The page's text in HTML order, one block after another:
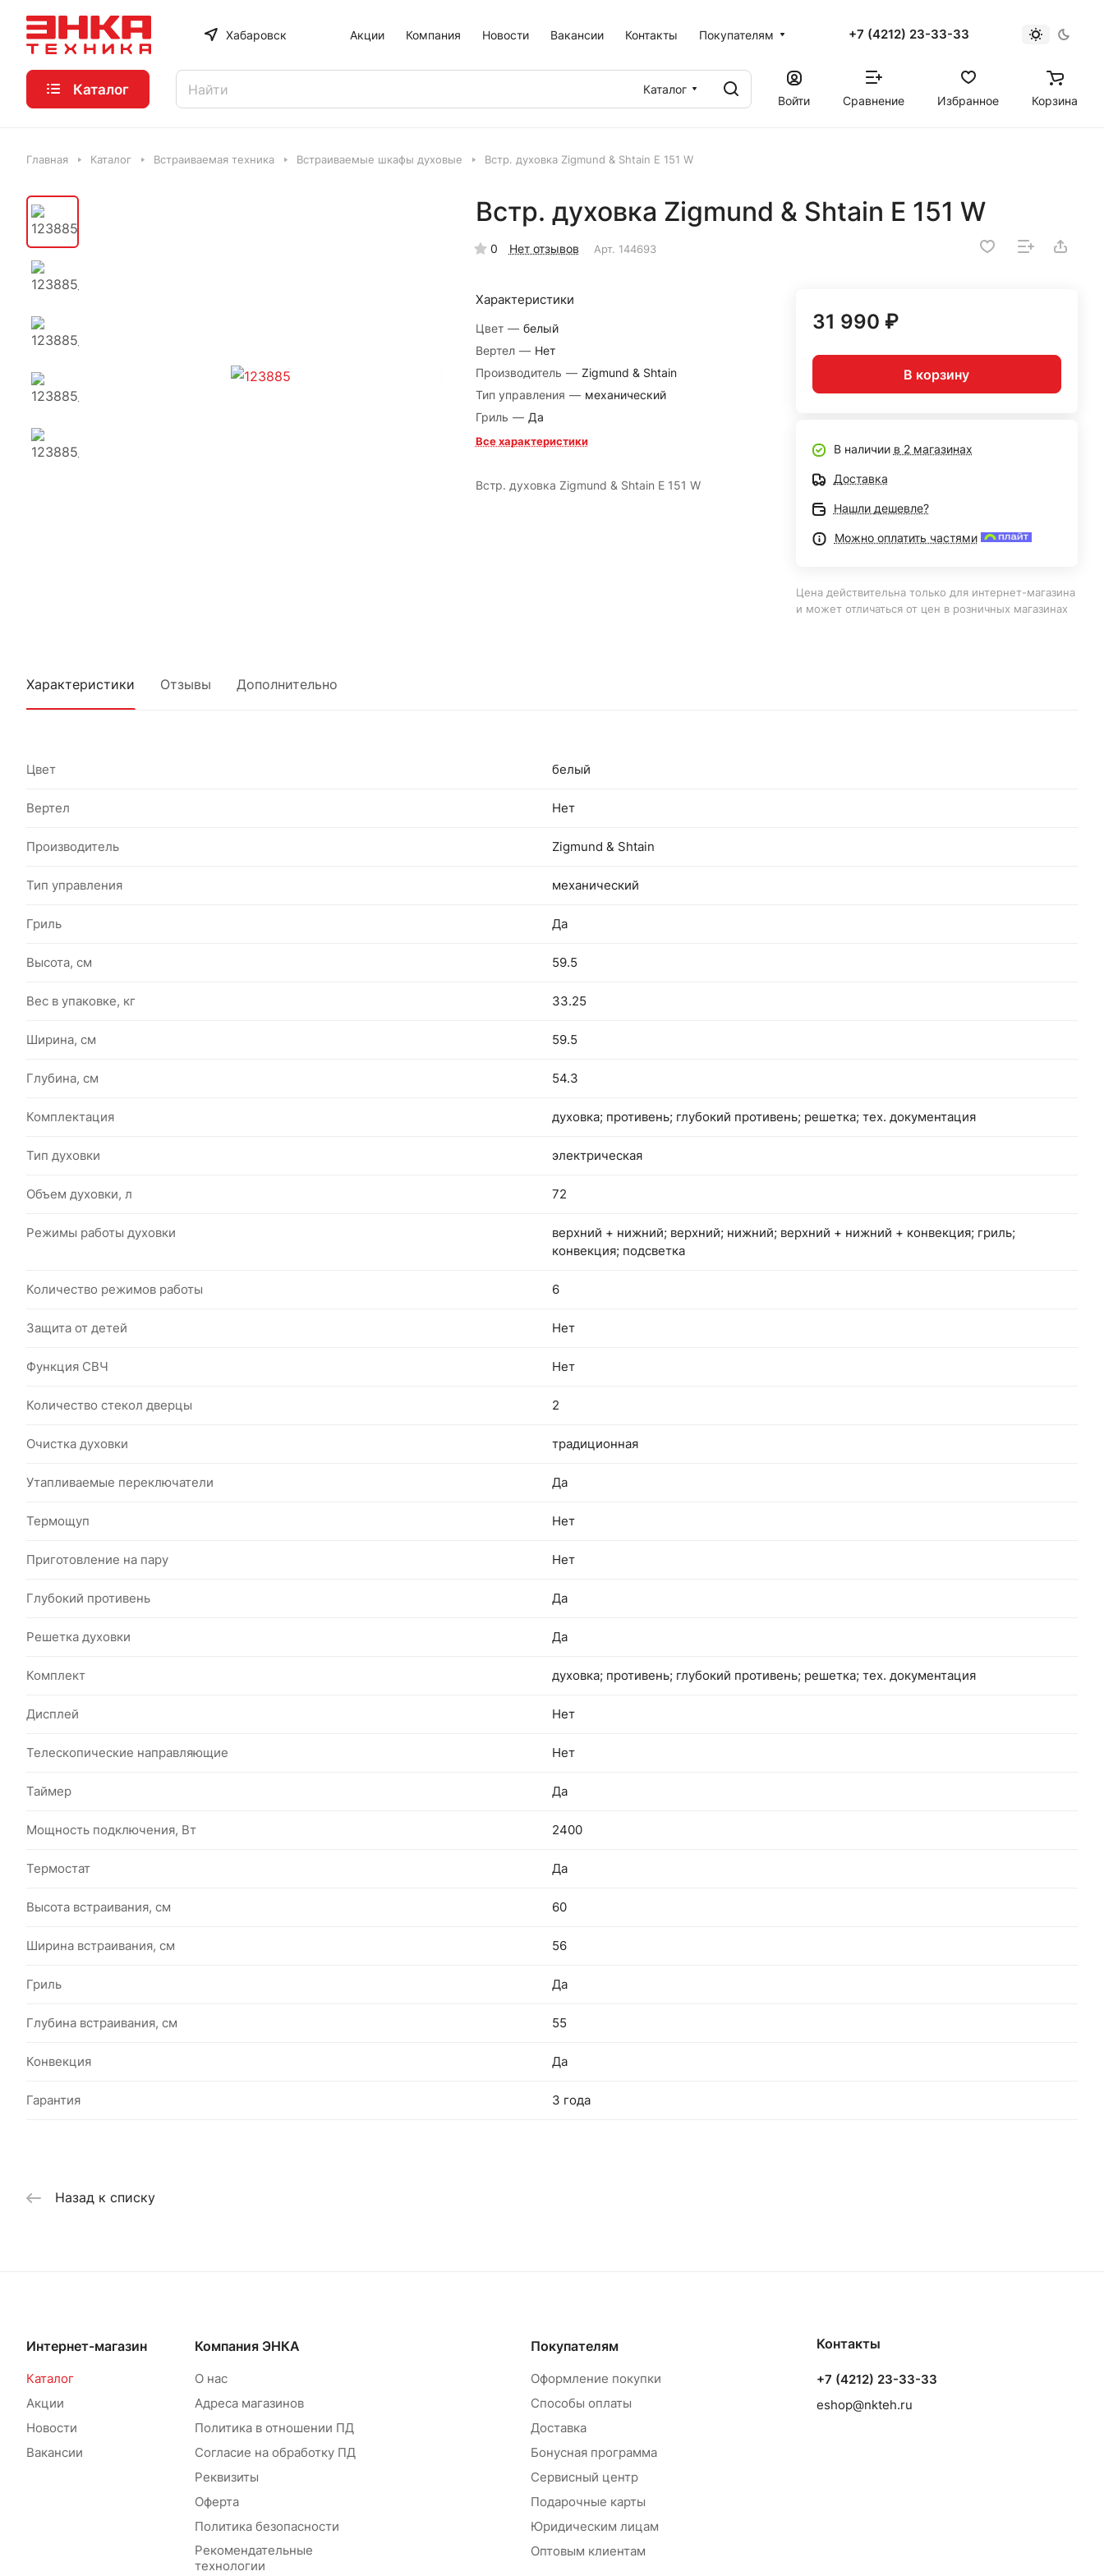
Хабаровск Акции Компания Новости Вакансии Контакты Покупателям +7 (4212) 23-33-33
Каталог
Каталог
Войти
Сравнение Избранное Корзина
Главная Каталог Встраиваемая техника Встраиваемые шкафы духовые Встр. духовка Zigmund & Shtain E 151 W
Встр. духовка Zigmund & Shtain E 151 W
0 Нет отзывов Арт. 144693
Характеристики
Цвет — белый
Вертел — Нет
Производитель — Zigmund & Shtain
Тип управления — механический
Гриль — Да
Все характеристики
Встр. духовка Zigmund & Shtain E 151 W
31 990 ₽
В корзину
В наличии в 2 магазинах
Доставка
Нашли дешевле?
Можно оплатить частями
Цена действительна только для интернет-магазина
и может отличаться от цен в розничных магазинах
Характеристики Отзывы Дополнительно
Цвет белый
Вертел Нет
Производитель Zigmund & Shtain
Тип управления механический
Гриль Да
Высота, см 59.5
Вес в упаковке, кг 33.25
Ширина, см 59.5
Глубина, см 54.3
Комплектация духовка; противень; глубокий противень; решетка; тех. документация
Тип духовки электрическая
Объем духовки, л 72
Режимы работы духовки
верхний + нижний; верхний; нижний; верхний + нижний + конвекция; гриль;
конвекция; подсветка
Количество режимов работы 6
Защита от детей Нет
Функция СВЧ Нет
Количество стекол дверцы 2
Очистка духовки традиционная
Утапливаемые переключатели Да
Термощуп Нет
Приготовление на пару Нет
Глубокий противень Да
Решетка духовки Да
Комплект духовка; противень; глубокий противень; решетка; тех. документация
Дисплей Нет
Телескопические направляющие Нет
Таймер Да
Мощность подключения, Вт 2400
Термостат Да
Высота встраивания, см 60
Ширина встраивания, см 56
Гриль Да
Глубина встраивания, см 55
Конвекция Да
Гарантия 3 года
Назад к списку
Интернет-магазин
Каталог
Акции
Новости
Вакансии
Компания ЭНКА
О нас
Адреса магазинов
Политика в отношении ПД
Согласие на обработку ПД
Реквизиты
Оферта
Политика безопасности
Рекомендательные
технологии
Покупателям
Оформление покупки
Способы оплаты
Доставка
Бонусная программа
Сервисный центр
Подарочные карты
Юридическим лицам
Оптовым клиентам
Контакты
+7 (4212) 23-33-33
eshop@nkteh.ru